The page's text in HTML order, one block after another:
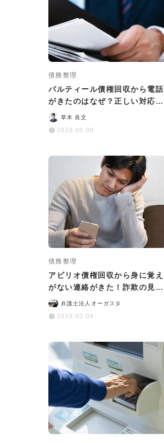
債務整理
パルティール債権回収から電話
がきたのはなぜ？正しい対応法
をわかりやすく解説
草木 良文
2026.06.08
債務整理
アビリオ債権回収から身に覚え
がない連絡がきた！詐欺の見分
け方や正しい対処法を解説
弁護士法人オーガスタ
2026.02.04